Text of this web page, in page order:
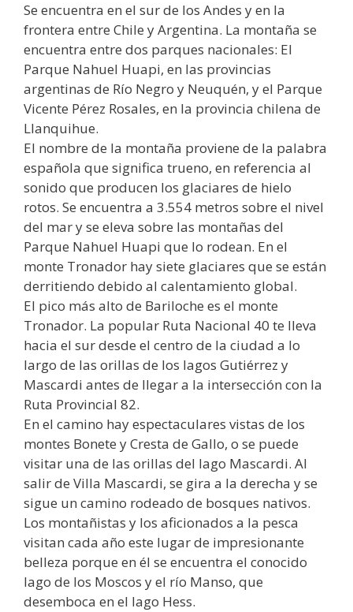
Se encuentra en el sur de los Andes y en la
frontera entre Chile y Argentina. La montaña se
encuentra entre dos parques nacionales: El
Parque Nahuel Huapi, en las provincias
argentinas de Río Negro y Neuquén, y el Parque
Vicente Pérez Rosales, en la provincia chilena de
Llanquihue.
El nombre de la montaña proviene de la palabra
española que significa trueno, en referencia al
sonido que producen los glaciares de hielo
rotos. Se encuentra a 3.554 metros sobre el nivel
del mar y se eleva sobre las montañas del
Parque Nahuel Huapi que lo rodean. En el
monte Tronador hay siete glaciares que se están
derritiendo debido al calentamiento global.
El pico más alto de Bariloche es el monte
Tronador. La popular Ruta Nacional 40 te lleva
hacia el sur desde el centro de la ciudad a lo
largo de las orillas de los lagos Gutiérrez y
Mascardi antes de llegar a la intersección con la
Ruta Provincial 82.
En el camino hay espectaculares vistas de los
montes Bonete y Cresta de Gallo, o se puede
visitar una de las orillas del lago Mascardi. Al
salir de Villa Mascardi, se gira a la derecha y se
sigue un camino rodeado de bosques nativos.
Los montañistas y los aficionados a la pesca
visitan cada año este lugar de impresionante
belleza porque en él se encuentra el conocido
lago de los Moscos y el río Manso, que
desemboca en el lago Hess.